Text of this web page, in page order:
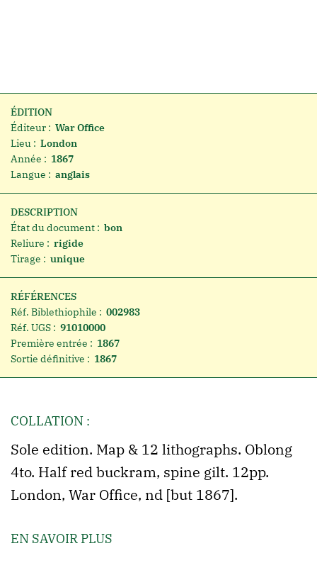
ÉDITION
Éditeur : War Office
Lieu : London
Année : 1867
Langue : anglais
DESCRIPTION
État du document : bon
Reliure : rigide
Tirage : unique
RÉFÉRENCES
Réf. Biblethiophile : 002983
Réf. UGS : 91010000
Première entrée : 1867
Sortie définitive : 1867
COLLATION :
Sole edition. Map & 12 lithographs. Oblong
4to. Half red buckram, spine gilt. 12pp.
London, War Office, nd [but 1867].
EN SAVOIR PLUS